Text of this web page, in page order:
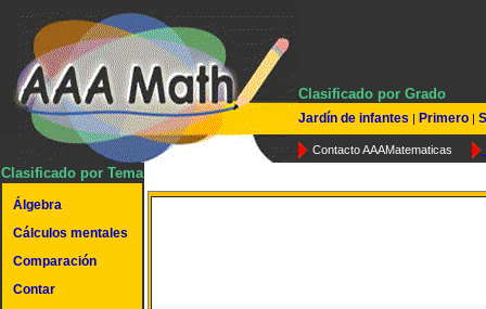
Clasificado por Grado
Jardín de infantes | Primero |
Contacto AAAMatematicas
Clasificado por Tema
Álgebra
Cálculos mentales
Comparación
Contar